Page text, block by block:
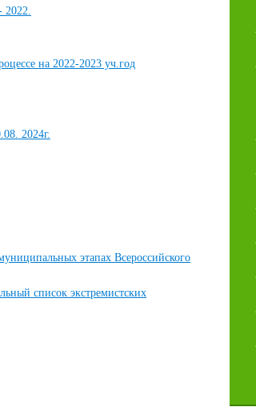
2022.
на 2022-2023 уч.год
2024г.
этапах Всероссийского
список экстремистских